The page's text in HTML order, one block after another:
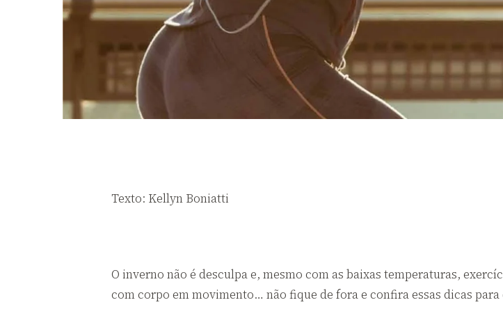
Texto: Kellyn Boniatti
O inverno não é desculpa e, mesmo com as baixas temperaturas,
com corpo em movimento… não fique de fora e confira essas dicas